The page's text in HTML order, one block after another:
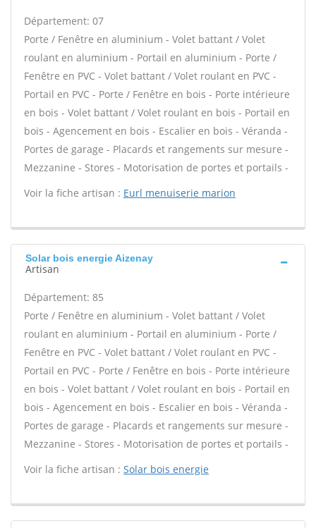
Département: 07
Porte / Fenêtre en aluminium - Volet battant / Volet
roulant en aluminium - Portail en aluminium - Porte /
Fenêtre en PVC - Volet battant / Volet roulant en PVC -
Portail en PVC - Porte / Fenêtre en bois - Porte intérieure
en bois - Volet battant / Volet roulant en bois - Portail en
bois - Agencement en bois - Escalier en bois - Véranda -
Portes de garage - Placards et rangements sur mesure -
Mezzanine - Stores - Motorisation de portes et portails -
Voir la fiche artisan : Eurl menuiserie marion
Solar bois energie Aizenay
Artisan
Département: 85
Porte / Fenêtre en aluminium - Volet battant / Volet
roulant en aluminium - Portail en aluminium - Porte /
Fenêtre en PVC - Volet battant / Volet roulant en PVC -
Portail en PVC - Porte / Fenêtre en bois - Porte intérieure
en bois - Volet battant / Volet roulant en bois - Portail en
bois - Agencement en bois - Escalier en bois - Véranda -
Portes de garage - Placards et rangements sur mesure -
Mezzanine - Stores - Motorisation de portes et portails -
Voir la fiche artisan : Solar bois energie